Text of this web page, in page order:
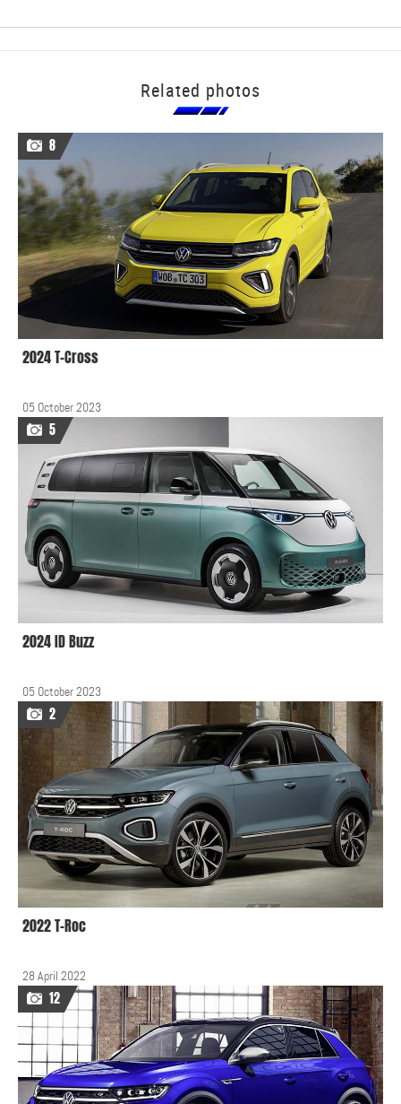
Related photos
8
2024 T-Cross
05 October 2023
5
2024 ID Buzz
05 October 2023
2
2022 T-Roc
28 April 2022
12